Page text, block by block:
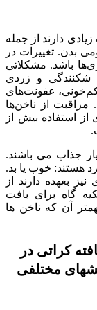
دارند از جمله
بدن. تغییرات در
باشد. مشکلاتی
و زردی
عفونت‌های
مراقبت از ناخن‌ها
استفاده بیش از
جذاب می باشند.
هستند: خوب یا بد.
بعهده دارند از
گاه برای بافت
آن که ناخن ها
کراتی در
مختلفی